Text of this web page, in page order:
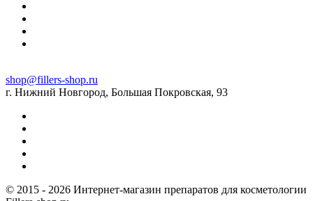
shop@fillers-shop.ru
г. Нижний Новгород, Большая Покровская, 93
© 2015 - 2026 Интернет-магазин препаратов для косметологии